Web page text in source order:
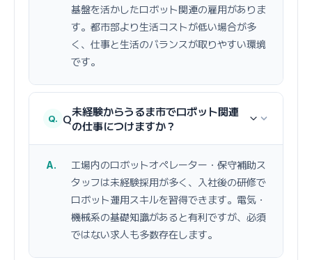
基盤を活かしたロボット関連の雇用がありま
す。都市部より生活コストが低い場合が多
く、仕事と生活のバランスが取りやすい環境
です。
Q未経験からうるま市でロボット関連
の仕事につけますか？
工場内のロボットオペレーター・保守補助ス
タッフは未経験採用が多く、入社後の研修で
ロボット運用スキルを習得できます。電気・
機械系の基礎知識があると有利ですが、必須
ではない求人も多数存在します。